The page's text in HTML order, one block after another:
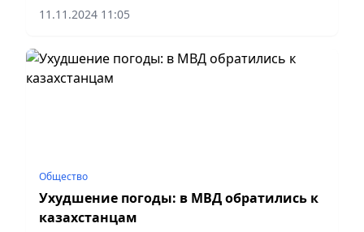
Vecher.kz.
11.11.2024 11:05
Общество
Ухудшение погоды: в МВД обратились к
казахстанцам